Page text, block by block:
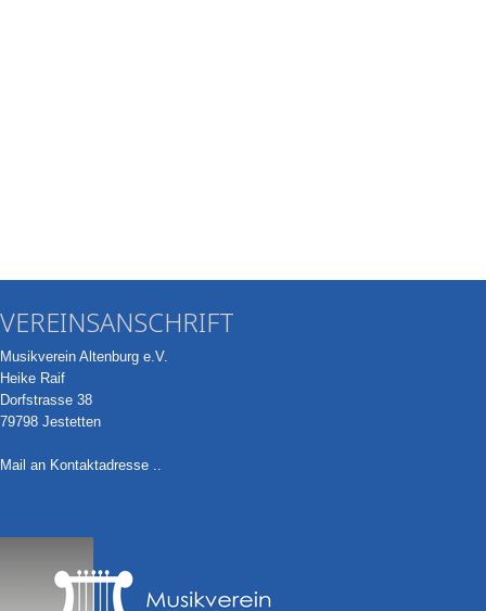
VEREINSANSCHRIFT
Musikverein Altenburg e.V.
Heike Raif
Dorfstrasse 38
79798 Jestetten
Mail an Kontaktadresse ..